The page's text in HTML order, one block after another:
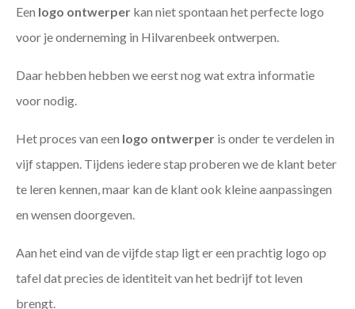
Een logo ontwerper kan niet spontaan het perfecte logo
voor je onderneming in Hilvarenbeek ontwerpen.
Daar hebben hebben we eerst nog wat extra informatie
voor nodig.
Het proces van een logo ontwerper is onder te verdelen in
vijf stappen. Tijdens iedere stap proberen we de klant beter
te leren kennen, maar kan de klant ook kleine aanpassingen
en wensen doorgeven.
Aan het eind van de vijfde stap ligt er een prachtig logo op
tafel dat precies de identiteit van het bedrijf tot leven
brengt.